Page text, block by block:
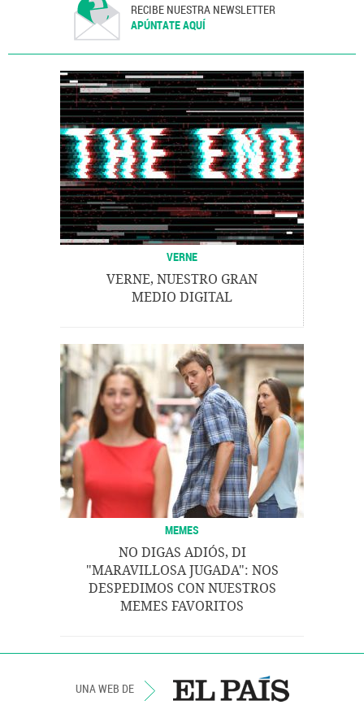
RECIBE NUESTRA NEWSLETTER
APÚNTATE AQUÍ
VERNE
VERNE, NUESTRO GRAN
MEDIO DIGITAL
MEMES
NO DIGAS ADIÓS, DI
"MARAVILLOSA JUGADA": NOS
DESPEDIMOS CON NUESTROS
MEMES FAVORITOS
UNA WEB DE